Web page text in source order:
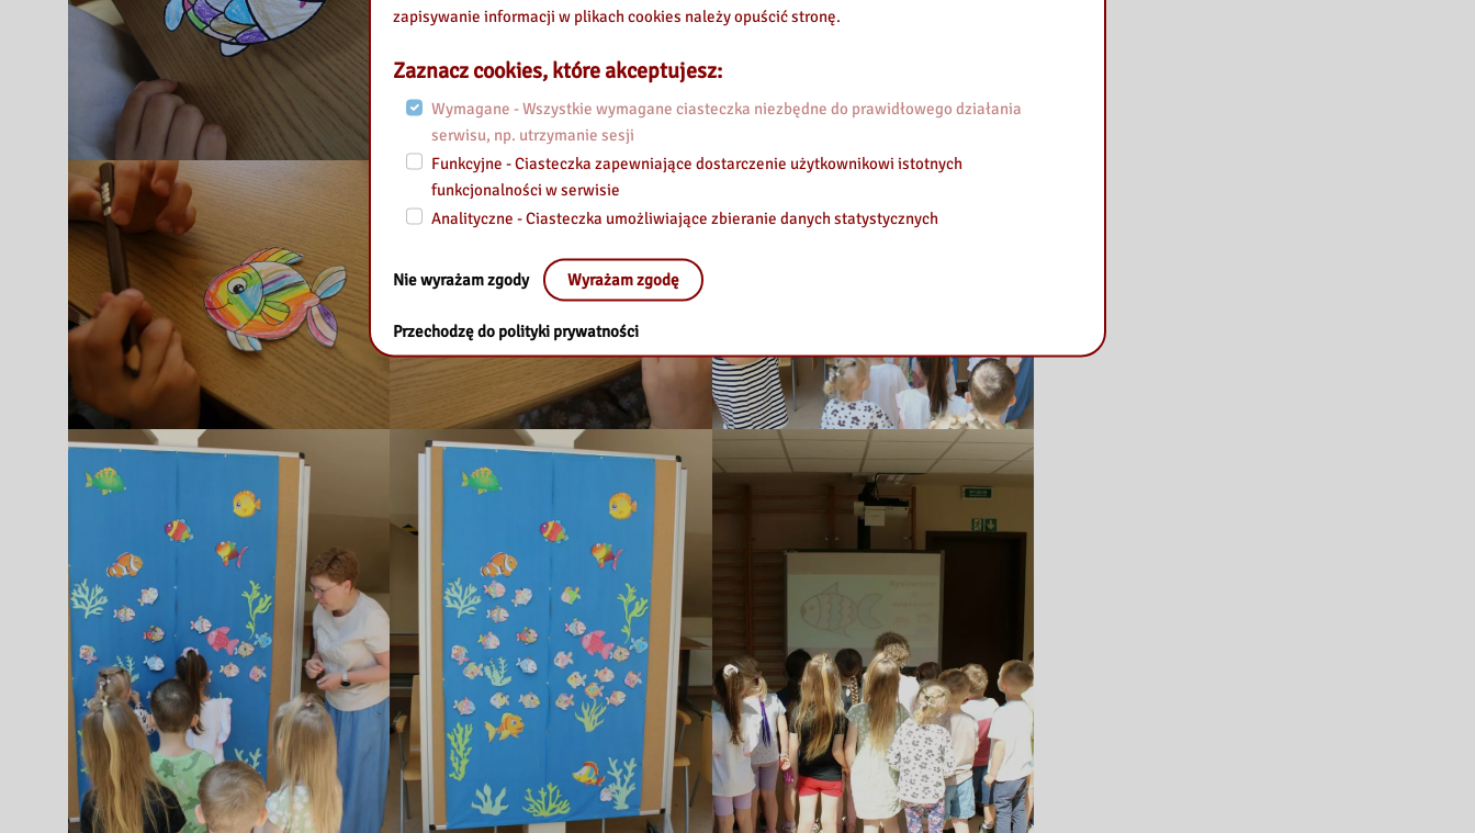
zapisywanie informacji w plikach cookies należy opuścić stronę.
Zaznacz cookies, które akceptujesz:
Wymagane - Wszystkie wymagane ciasteczka niezbędne do prawidłowego działania
serwisu, np. utrzymanie sesji
Funkcyjne - Ciasteczka zapewniające dostarczenie użytkownikowi istotnych
funkcjonalności w serwisie
Analityczne - Ciasteczka umożliwiające zbieranie danych statystycznych
Nie wyrażam zgody Wyrażam zgodę
Przechodzę do polityki prywatności